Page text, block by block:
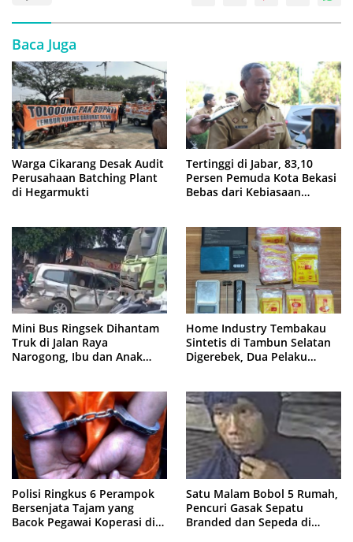
Baca Juga
Warga Cikarang Desak Audit
Perusahaan Batching Plant
di Hegarmukti
Tertinggi di Jabar, 83,10
Persen Pemuda Kota Bekasi
Bebas dari Kebiasaan
Mini Bus Ringsek Dihantam
Truk di Jalan Raya
Narogong, Ibu dan Anak
Home Industry Tembakau
Sintetis di Tambun Selatan
Digerebek, Dua Pelaku
Polisi Ringkus 6 Perampok
Bersenjata Tajam yang
Bacok Pegawai Koperasi di
Satu Malam Bobol 5 Rumah,
Pencuri Gasak Sepatu
Branded dan Sepeda di